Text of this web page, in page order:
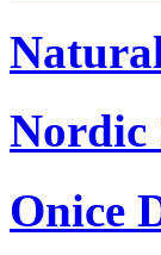
Nordic
Onice